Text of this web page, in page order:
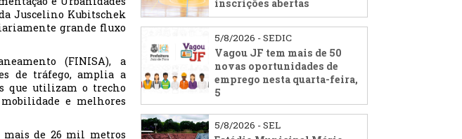
Juscelino Kubitschek
grande fluxo
(FINISA), a
de tráfego, amplia a
que utilizam o trecho
e melhores
mais de 26 mil metros
inscrições abertas
5/8/2026 - SEDIC
Vagou JF tem mais de 50
novas oportunidades de
emprego nesta quarta-feira,
5
5/8/2026 - SEL